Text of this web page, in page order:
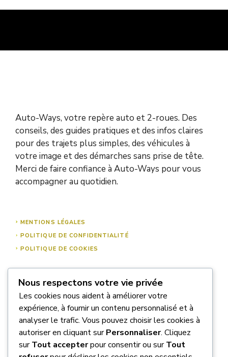
Auto-Ways, votre repère auto et 2-roues. Des
conseils, des guides pratiques et des infos claires
pour des trajets plus simples, des véhicules à
votre image et des démarches sans prise de tête.
Merci de faire confiance à Auto-Ways pour vous
accompagner au quotidien.
MENTIONS LÉGALES
POLITIQUE DE CONFIDENTIALITÉ
POLITIQUE DE COOKIES
À PROPOS DE NOUS
NOUS CONTACTER
Nous respectons votre vie privée
Les cookies nous aident à améliorer votre
expérience, à fournir un contenu personnalisé et à
analyser le trafic. Vous pouvez choisir les cookies à
autoriser en cliquant surPersonnaliser. Cliquez
surTout accepterpour consentir ou surTout